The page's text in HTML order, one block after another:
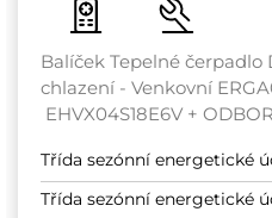
Balíček Tepelné
chlazení - Venkovní
EHVX04S18E6V +
Třída sezónní energetické
Třída sezónní energetické